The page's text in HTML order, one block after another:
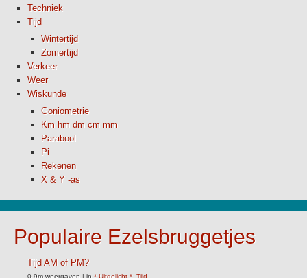
Techniek
Tijd
Wintertijd
Zomertijd
Verkeer
Weer
Wiskunde
Goniometrie
Km hm dm cm mm
Parabool
Pi
Rekenen
X & Y -as
Populaire Ezelsbruggetjes
Tijd AM of PM?
0.9m weergaven | in * Uitgelicht * Tijd